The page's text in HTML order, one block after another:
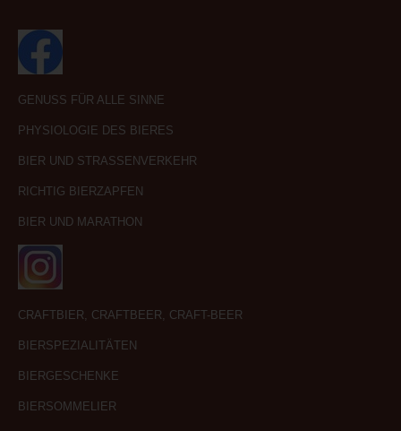
GENUSS FÜR ALLE SINNE
PHYSIOLOGIE DES BIERES
BIER UND STRASSENVERKEHR
RICHTIG BIERZAPFEN
BIER UND MARATHON
CRAFTBIER, CRAFTBEER, CRAFT-BEER
BIERSPEZIALITÄTEN
BIERGESCHENKE
BIERSOMMELIER